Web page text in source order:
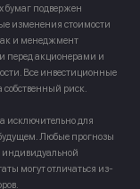
бумаг подвержен
изменения стоимости
и менеджмент
перед акционерами и
Все инвестиционные
риск.
исключительно для
Любые прогнозы
индивидуальной
могут отличаться из-